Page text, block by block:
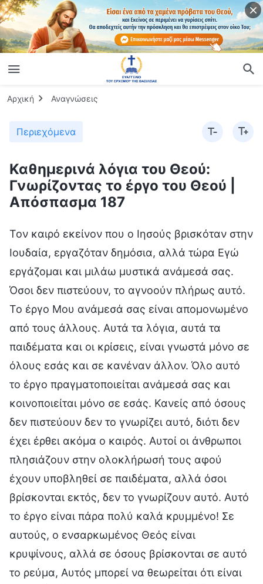
Αρχική Αναγνώσεις
Περιεχόμενα
Καθημερινά λόγια του Θεού:
Γνωρίζοντας το έργο του Θεού |
Απόσπασμα 187
Τον καιρό εκείνον που ο Ιησούς βρισκόταν στην
Ιουδαία, εργαζόταν δημόσια, αλλά τώρα Εγώ
εργάζομαι και μιλάω μυστικά ανάμεσά σας.
Όσοι δεν πιστεύουν, το αγνοούν πλήρως αυτό.
Το έργο Μου ανάμεσά σας είναι απομονωμένο
από τους άλλους. Αυτά τα λόγια, αυτά τα
παιδέματα και οι κρίσεις, είναι γνωστά μόνο σε
όλους εσάς και σε κανέναν άλλον. Όλο αυτό
το έργο πραγματοποιείται ανάμεσά σας και
κοινοποιείται μόνο σε εσάς. Κανείς από όσους
δεν πιστεύουν δεν το γνωρίζει αυτό, διότι δεν
έχει έρθει ακόμα ο καιρός. Αυτοί οι άνθρωποι
πλησιάζουν στην ολοκλήρωσή τους αφού
έχουν υποβληθεί σε παιδέματα, αλλά όσοι
βρίσκονται εκτός, δεν το γνωρίζουν αυτό. Αυτό
το έργο είναι πάρα πολύ καλά κρυμμένο! Σε
αυτούς, ο ενσαρκωμένος Θεός είναι
κρυψίνους, αλλά σε όσους βρίσκονται σε αυτό
το ρεύμα, Αυτός μπορεί να θεωρείται ότι είναι